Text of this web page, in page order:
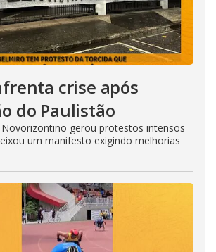
crise após
do Paulistão
gerou protestos intensos
um manifesto exigindo melhorias